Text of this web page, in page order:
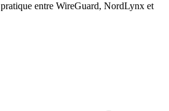
entre WireGuard, NordLynx et